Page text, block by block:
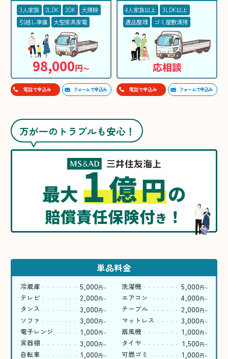
3人家族 2LDK 3DK
大掃除
引越し準備
大型家具家電
98,000円〜
電話で申込み フォームで申込み
4人家族以上
3LDK以上
遺品整理
ゴミ屋敷清掃
応相談
電話で申込み フォームで申込み
万が一のトラブルも安心！
最大1億円の
賠償責任保険付き ！
単品料金
冷蔵庫 5,000円〜 洗濯機 5,000円〜
テレビ 2,000円〜 エアコン 4,000円〜
タンス 3,000円〜 テーブル 2,000円〜
ソファ 3,000円〜 マットレス 3,000円〜
電子レンジ 1,000円〜 扇風機 1,000円〜
食器棚 3,000円〜 タイヤ 1,500円〜
自転車 1,000円〜 可燃ゴミ 1,000円〜